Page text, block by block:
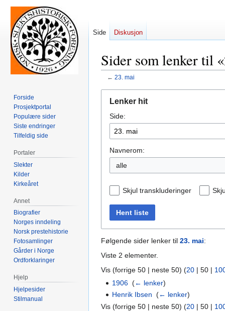
Sider som lenker til
← 23. mai
navigering
søk
Lenker hit
Side:
Navnerom:
alle
Skjul transkluderinger
Hent liste
Følgende sider lenker til 23. mai:
Viste 2 elementer.
Vis (forrige 50 | neste 50) (20 | 50 |
1906 ‎(← lenker)
Henrik Ibsen ‎(← lenker)
Vis (forrige 50 | neste 50) (20 | 50 |
Side Diskusjon
Forside
Prosjektportal
Populære sider
Siste endringer
Tilfeldig side
Portaler
Slekter
Kilder
Kirkeåret
Annet
Biografier
Norges inndeling
Norsk prestehistorie
Fotosamlinger
Gårder i Norge
Ordforklaringer
Hjelp
Hjelpesider
Stilmanual